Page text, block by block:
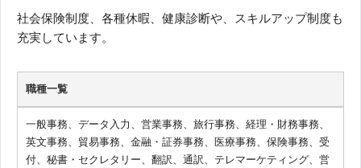
社会保険制度、各種休暇、健康診断や、スキルアップ制度も
充実しています。
職種一覧
一般事務、データ入力、営業事務、旅行事務、経理・財務事務、
英文事務、貿易事務、金融・証券事務、医療事務、保険事務、受
付、秘書・セクレタリー、翻訳、通訳、テレマーケティング、営